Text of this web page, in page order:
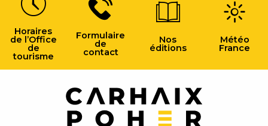
Horaires
de l’Office
de
tourisme
Formulaire
de
contact
Nos
éditions
Météo
France